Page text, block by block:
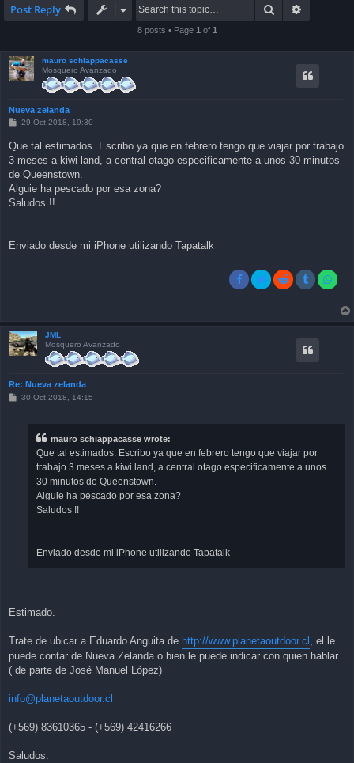
Post Reply Search
8 posts • Page 1 of 1
mauro schiappacasse
Mosquero Avanzado
Nueva zelanda
P
t
29 Oct 2018, 19:30
Que tal estimados. Escribo ya que en febrero tengo que viajar por trabajo
3 meses a kiwi land, a central otago especificamente a unos 30 minutos
de Queenstown.
Alguie ha pescado por esa zona?
Saludos !!
Enviado desde mi iPhone utilizando Tapatalk
JML
Mosquero Avanzado
Re: Nueva zelanda
P30 Oct 2018, 14:15
mauro schiappacasse wrote:
Que tal estimados. Escribo ya que en febrero tengo que viajar por
trabajo 3 meses a kiwi land, a central otago especificamente a unos
30 minutos de Queenstown.
Alguie ha pescado por esa zona?
Saludos !!
Enviado desde mi iPhone utilizando Tapatalk
Estimado.
Trate de ubicar a Eduardo Anguita de http://www.planetaoutdoor.cl , el le
puede contar de Nueva Zelanda o bien le puede indicar con quien hablar.
( de parte de José Manuel López)
info@planetaoutdoor.cl
(+569) 83610365 - (+569) 42416266
Saludos.